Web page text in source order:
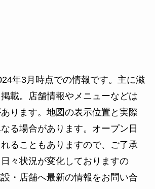
年3月時点での情報です。主に滋
載。店舗情報やメニューなどは
ります。地図の表示位置と実際
る場合があります。オープン日
ることもありますので、ご了承
々状況が変化しておりますの
・店舗へ最新の情報をお問い合